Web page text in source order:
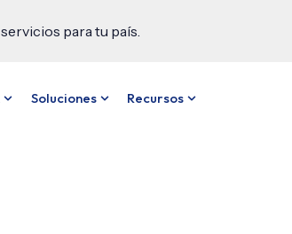
para tu país.
Show submenu for Acerca de ESTELA
Soluciones
Show submenu for Soluciones
Recursos